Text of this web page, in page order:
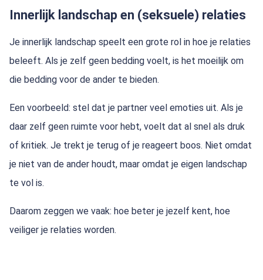
Innerlijk landschap en (seksuele) relaties
Je innerlijk landschap speelt een grote rol in hoe je relaties
beleeft. Als je zelf geen bedding voelt, is het moeilijk om
die bedding voor de ander te bieden.
Een voorbeeld: stel dat je partner veel emoties uit. Als je
daar zelf geen ruimte voor hebt, voelt dat al snel als druk
of kritiek. Je trekt je terug of je reageert boos. Niet omdat
je niet van de ander houdt, maar omdat je eigen landschap
te vol is.
Daarom zeggen we vaak: hoe beter je jezelf kent, hoe
veiliger je relaties worden.